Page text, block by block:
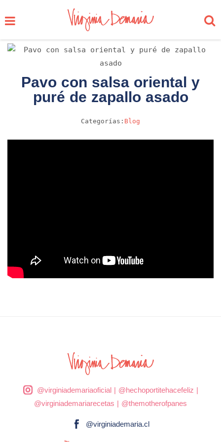
Pavo con salsa oriental y
puré de zapallo asado
Categorías: Blog
@virginiademariaoficial| @hechoportitehacefeliz |
@virginiademariarecetas | @themotherofpanes
@virginiademaria.cl